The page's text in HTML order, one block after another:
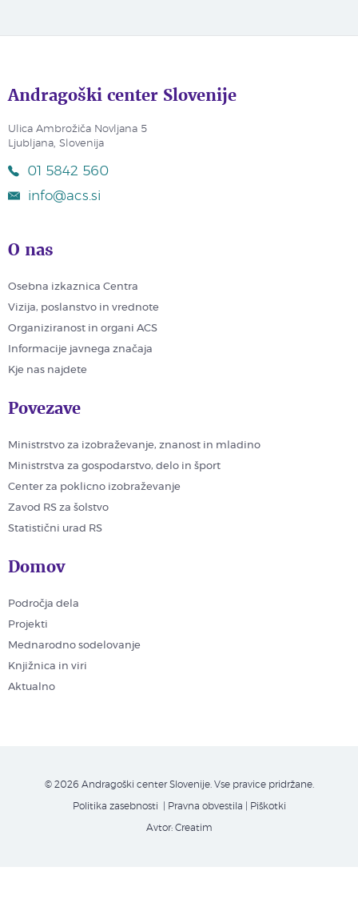
Andragoški center Slovenije
Ulica Ambrožiča Novljana 5
Ljubljana, Slovenija
01 5842 560
info@acs.si
O nas
Osebna izkaznica Centra
Vizija, poslanstvo in vrednote
Organiziranost in organi ACS
Informacije javnega značaja
Kje nas najdete
Povezave
Ministrstvo za izobraževanje, znanost in mladino
Ministrstva za gospodarstvo, delo in šport
Center za poklicno izobraževanje
Zavod RS za šolstvo
Statistični urad RS
Domov
Področja dela
Projekti
Mednarodno sodelovanje
Knjižnica in viri
Aktualno
© 2026 Andragoški center Slovenije. Vse pravice pridržane.
Politika zasebnosti | Pravna obvestila Piškotki
Avtor: Creatim